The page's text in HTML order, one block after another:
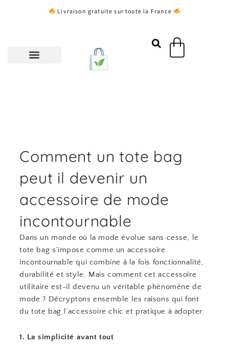
Livraison gratuite sur toute la France
Panier
Comment un tote bag
peut il devenir un
accessoire de mode
incontournable
Dans un monde où la mode évolue sans cesse, le
tote bag s’impose comme un accessoire
incontournable qui combine à la fois fonctionnalité,
durabilité et style. Mais comment cet accessoire
utilitaire est-il devenu un véritable phénomène de
mode ? Décryptons ensemble les raisons qui font
du tote bag l’accessoire chic et pratique à adopter.
1. La simplicité avant tout